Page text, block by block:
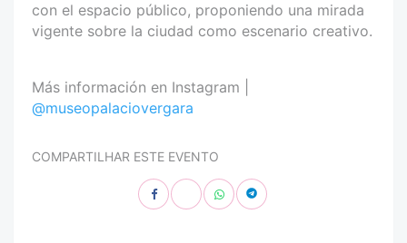
con el espacio público, proponiendo una mirada
vigente sobre la ciudad como escenario creativo.
Más información en Instagram |
@museopalaciovergara
COMPARTILHAR ESTE EVENTO